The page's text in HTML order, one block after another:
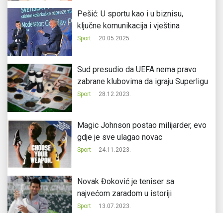
Pešić: U sportu kao i u biznisu,
ključne komunikacija i vještina
Sport 20.05.2025.
Sud presudio da UEFA nema pravo
zabrane klubovima da igraju Superligu
Sport 28.12.2023.
Magic Johnson postao milijarder, evo
gdje je sve ulagao novac
Sport 24.11.2023.
Novak Đoković je teniser sa
najvećom zaradom u istoriji
Sport 13.07.2023.